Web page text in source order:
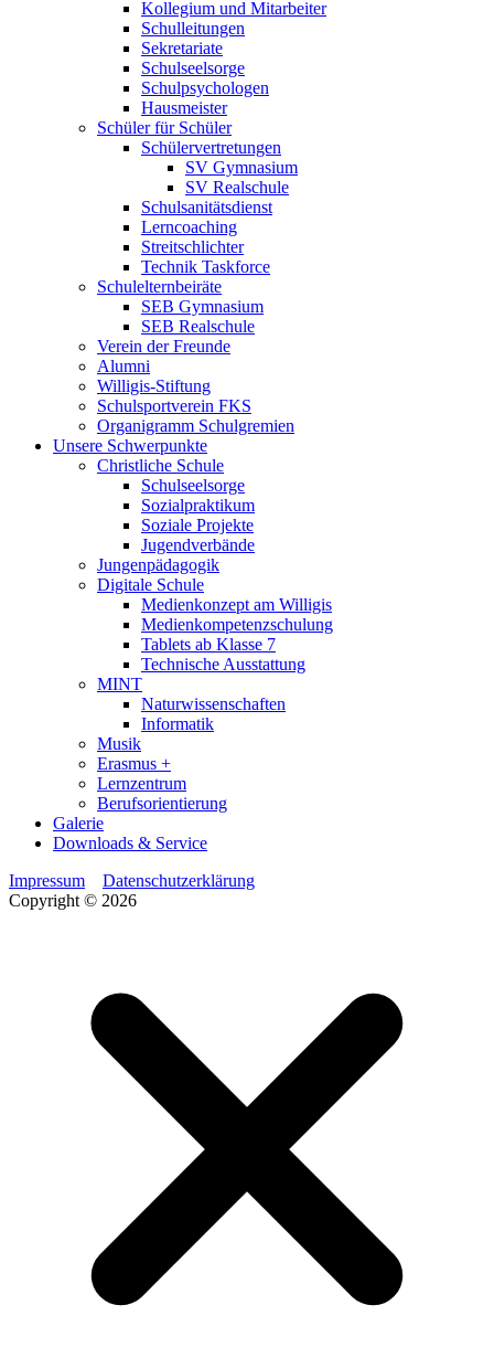
Kollegium und Mitarbeiter
Schulleitungen
Sekretariate
Schulseelsorge
Schulpsychologen
Hausmeister
Schüler für Schüler
Schülervertretungen
SV Gymnasium
SV Realschule
Schulsanitätsdienst
Lerncoaching
Streitschlichter
Technik Taskforce
Schulelternbeiräte
SEB Gymnasium
SEB Realschule
Verein der Freunde
Alumni
Willigis-Stiftung
Schulsportverein FKS
Organigramm Schulgremien
Unsere Schwerpunkte
Christliche Schule
Schulseelsorge
Sozialpraktikum
Soziale Projekte
Jugendverbände
Jungenpädagogik
Digitale Schule
Medienkonzept am Willigis
Medienkompetenzschulung
Tablets ab Klasse 7
Technische Ausstattung
MINT
Naturwissenschaften
Informatik
Musik
Erasmus +
Lernzentrum
Berufsorientierung
Galerie
Downloads & Service
Impressum
Datenschutzerklärung
Copyright © 2026